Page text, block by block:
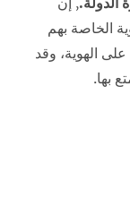
الخاصة بهم
الهوية، وقد
بها.